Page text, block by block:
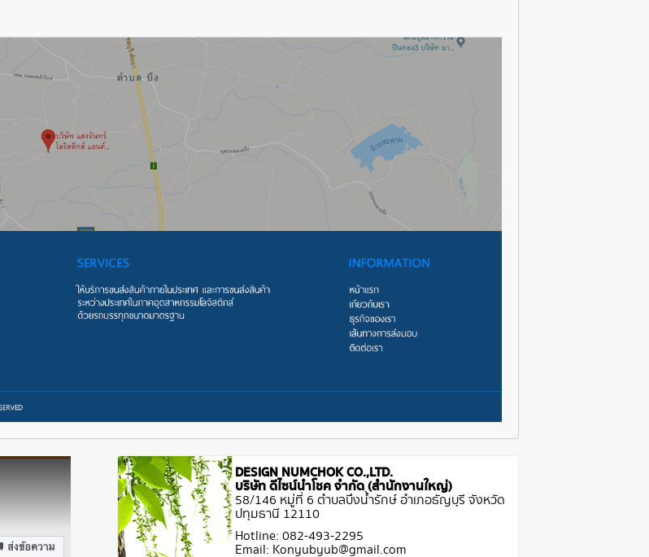
DESIGN NUMCHOK CO.,LTD.
บริษัท ดีไซน์นำโชค จำกัด (สำนักงานใหญ่)
58/146 หมู่ที่ 6 ตำบลบึงน้ำรักษ์ อำเภอธัญบุรี จังหวัด
ปทุมธานี 12110
Hotline: 082-493-2295
Email: Konyubyub@gmail.com